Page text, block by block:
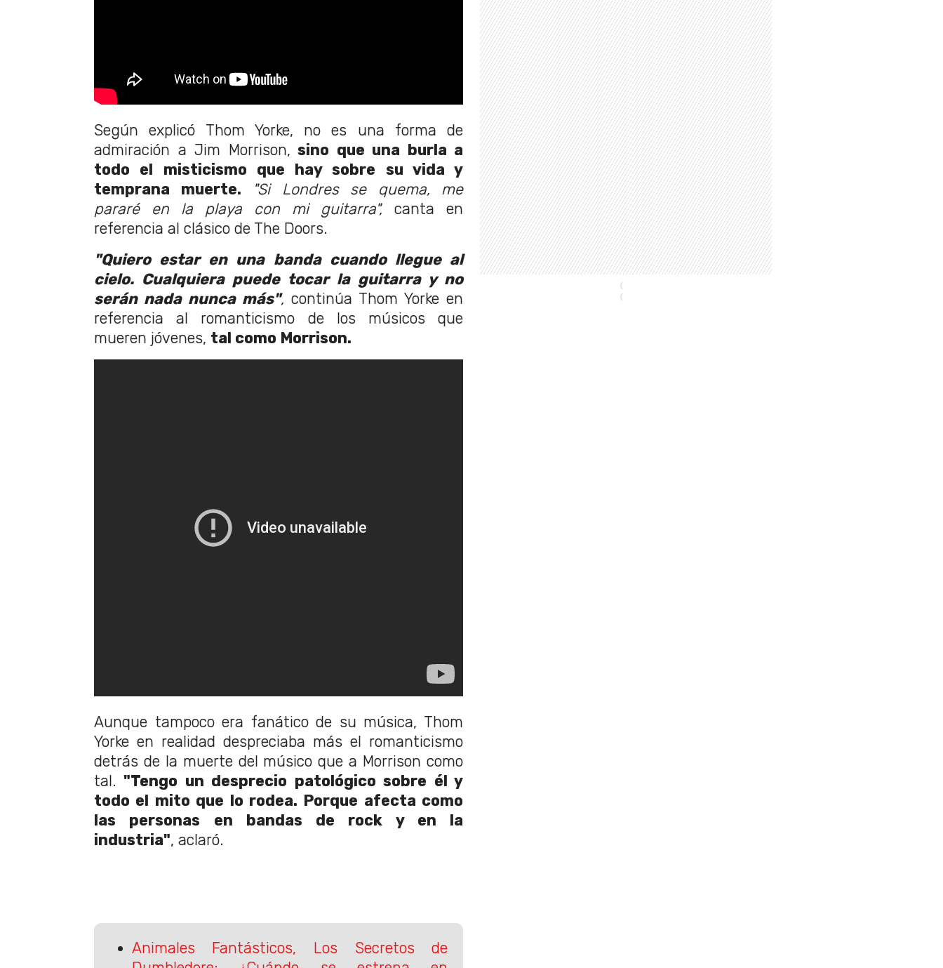
Según explicó Thom Yorke, no es una forma de
admiración a Jim Morrison, sino que una burla a
todo el misticismo que hay sobre su vida y
temprana muerte.
"Si Londres se quema, me
pararé en la playa con mi guitarra", canta en
referencia al clásico de The Doors.
"Quiero estar en una banda cuando llegue al
cielo. Cualquiera puede tocar la guitarra y no
serán nada nunca más", continúa Thom Yorke en
referencia al romanticismo de los músicos que
mueren jóvenes, tal como Morrison.
Aunque tampoco era fanático de su música, Thom
Yorke en realidad despreciaba más el romanticismo
detrás de la muerte del músico que a Morrison como
tal. "Tengo un desprecio patológico sobre él y
todo el mito que lo rodea. Porque afecta como
las personas en bandas de rock y en la
industria", aclaró.
Animales Fantásticos, Los Secretos de